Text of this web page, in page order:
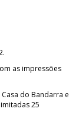
as impressões
do Bandarra e
25